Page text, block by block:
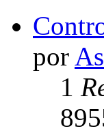
por
1